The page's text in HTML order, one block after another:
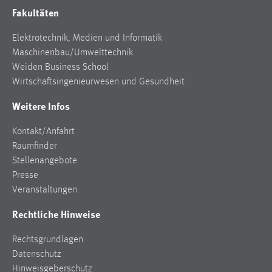
Fakultäten
Elektrotechnik, Medien und Informatik
Maschinenbau/Umwelttechnik
Weiden Business School
Wirtschaftsingenieurwesen und Gesundheit
Weitere Infos
Kontakt/Anfahrt
Raumfinder
Stellenangebote
Presse
Veranstaltungen
Rechtliche Hinweise
Rechtsgrundlagen
Datenschutz
Hinweisgeberschutz
Conversion-Tracking
Cookie Laufzeit:
3 Monate
Facebook Pixel
Name:
Anbieter:
Facebook
Conversion-Tracking
Cookie Laufzeit: